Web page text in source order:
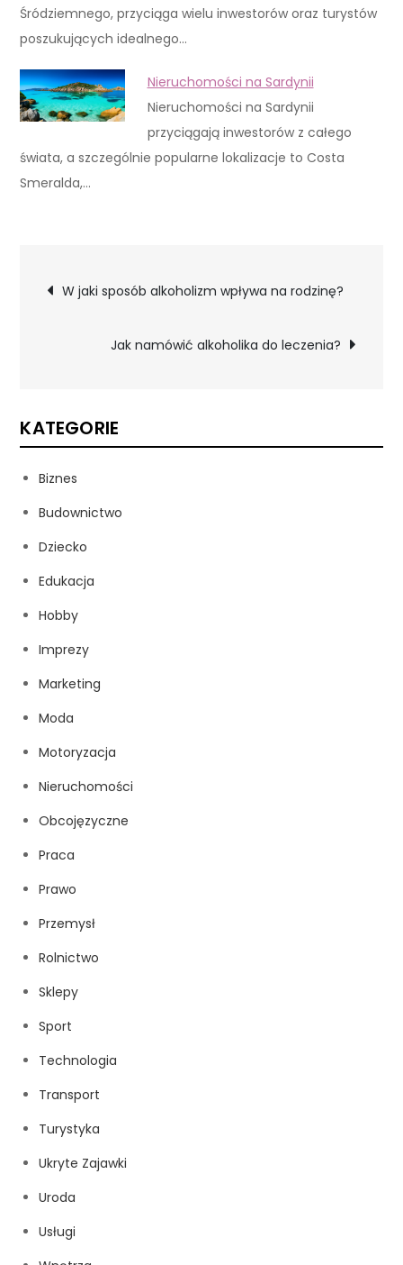
Śródziemnego, przyciąga wielu inwestorów oraz turystów
poszukujących idealnego…
Nieruchomości na Sardynii
Nieruchomości na Sardynii
przyciągają inwestorów z całego
świata, a szczególnie popularne lokalizacje to Costa
Smeralda,…
Nawigacja
wpisu
W jaki sposób alkoholizm wpływa na rodzinę?
Jak namówić alkoholika do leczenia?
KATEGORIE
Biznes
Budownictwo
Dziecko
Edukacja
Hobby
Imprezy
Marketing
Moda
Motoryzacja
Nieruchomości
Obcojęzyczne
Praca
Prawo
Przemysł
Rolnictwo
Sklepy
Sport
Technologia
Transport
Turystyka
Ukryte Zajawki
Uroda
Usługi